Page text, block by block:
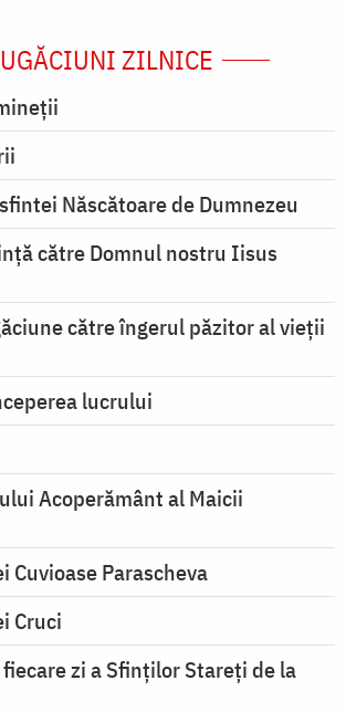
ZILNICE
Născătoare de Dumnezeu
către Domnul nostru Iisus
către îngerul păzitor al vieții
lucrului
Acoperământ al Maicii
Parascheva
Cruci
zi a Sfinților Stareți de la